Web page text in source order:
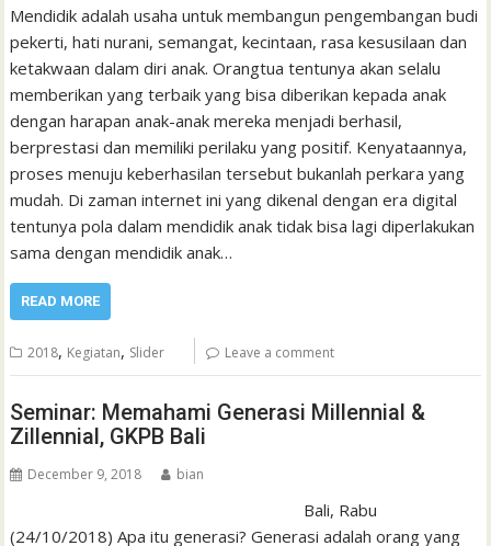
Mendidik adalah usaha untuk membangun pengembangan budi
pekerti, hati nurani, semangat, kecintaan, rasa kesusilaan dan
ketakwaan dalam diri anak. Orangtua tentunya akan selalu
memberikan yang terbaik yang bisa diberikan kepada anak
dengan harapan anak-anak mereka menjadi berhasil,
berprestasi dan memiliki perilaku yang positif. Kenyataannya,
proses menuju keberhasilan tersebut bukanlah perkara yang
mudah. Di zaman internet ini yang dikenal dengan era digital
tentunya pola dalam mendidik anak tidak bisa lagi diperlakukan
sama dengan mendidik anak…
READ MORE
2018, Kegiatan, Slider Leave a comment
Seminar: Memahami Generasi Millennial &
Zillennial, GKPB Bali
December 9, 2018 bian
Bali, Rabu
(24/10/2018) Apa itu generasi? Generasi adalah orang yang